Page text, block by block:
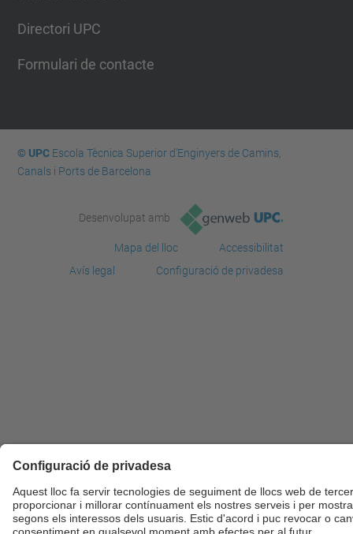
Directori UPC
Formulari de contacte
© UPCEscola Tècnica Superior d'Enginyers de Camins,
Canals i Ports de Barcelona
Desenvolupat amb
Mapa del lloc
Accessibilitat
Avís legal
Configuració de privadesa